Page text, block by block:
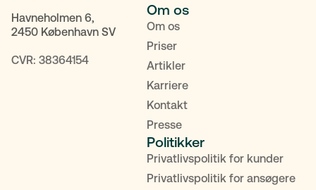
Havneholmen 6,
2450 København SV
CVR: 38364154
Om os
Om os
Priser
Artikler
Karriere
Kontakt
Presse
Politikker
Privatlivspolitik for kunder
Privatlivspolitik for ansøgere
POPULÆRE SØGNINGER